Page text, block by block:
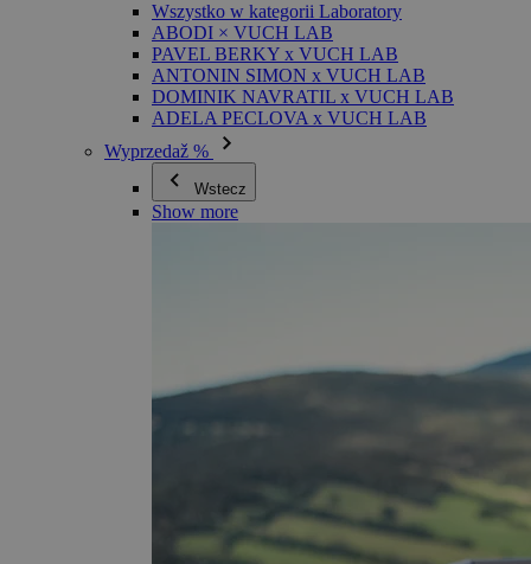
Wszystko w kategorii Laboratory
ABODI × VUCH LAB
PAVEL BERKY x VUCH LAB
ANTONIN SIMON x VUCH LAB
DOMINIK NAVRATIL x VUCH LAB
ADELA PECLOVA x VUCH LAB
Wyprzedaž %
Wstecz
Show more